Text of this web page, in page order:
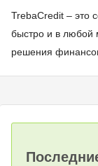
TrebaCredit – это
быстро и в любой
решения